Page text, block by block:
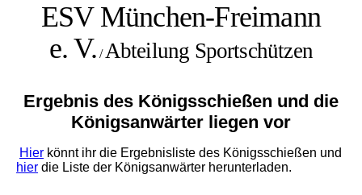
ESV München-Freimann
e. V. /Abteilung Sportschützen
Ergebnis des Königsschießen und die
Königsanwärter liegen vor
Hier könnt ihr die Ergebnisliste des Königsschießen und
hier die Liste der Königsanwärter herunterladen.